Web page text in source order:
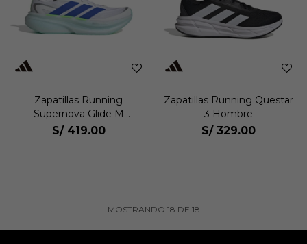
Zapatillas Running
Supernova Glide M
Hombre
S/ 419.00
Zapatillas Running Questar
3 Hombre
S/ 329.00
MOSTRANDO 18 DE 18